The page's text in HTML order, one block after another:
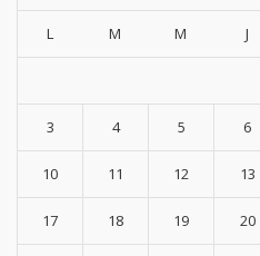
L M M J
3 4 5 6
10 11 12 13
17 18 19 20